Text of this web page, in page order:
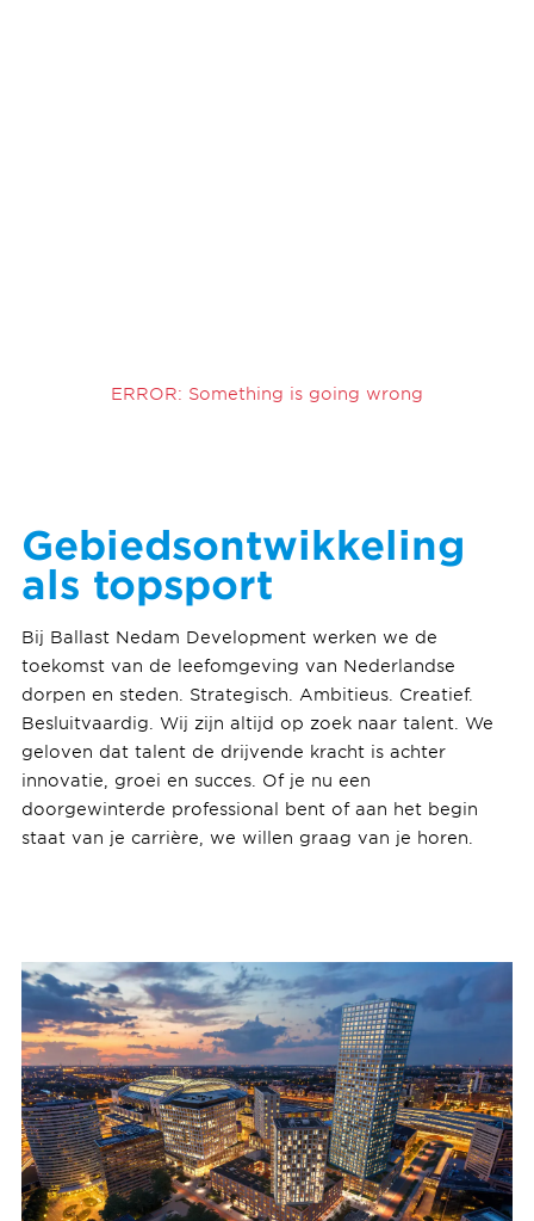
ERROR: Something is going wrong
Gebiedsontwikkeling
als topsport
Bij Ballast Nedam Development werken we de
toekomst van de leefomgeving van Nederlandse
dorpen en steden. Strategisch. Ambitieus. Creatief.
Besluitvaardig. Wij zijn altijd op zoek naar talent. We
geloven dat talent de drijvende kracht is achter
innovatie, groei en succes. Of je nu een
doorgewinterde professional bent of aan het begin
staat van je carrière, we willen graag van je horen.